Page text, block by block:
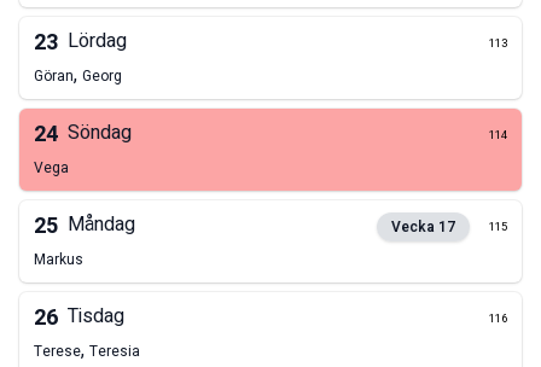
23 Lördag 113
Göran, Georg
24 Söndag 114
Vega
25 Måndag Vecka 17 115
Markus
26 Tisdag 116
Terese, Teresia